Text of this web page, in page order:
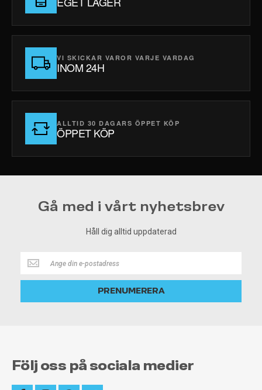
VI SKICKAR VAROR VARJE VARDAG
INOM 24H
ALLTID 30 DAGARS ÖPPET KÖP
ÖPPET KÖP
Gå med i vårt nyhetsbrev
Håll dig alltid uppdaterad
Håll
dig
alltid
PRENUMERERA
Följ oss på sociala medier